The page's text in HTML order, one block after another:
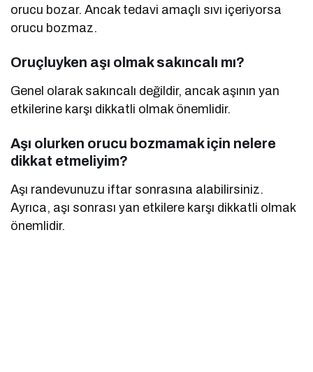
orucu bozar. Ancak tedavi amaçlı sıvı içeriyorsa
orucu bozmaz.
Oruçluyken aşı olmak sakıncalı mı?
Genel olarak sakıncalı değildir, ancak aşının yan
etkilerine karşı dikkatli olmak önemlidir.
Aşı olurken orucu bozmamak için nelere
dikkat etmeliyim?
Aşı randevunuzu iftar sonrasına alabilirsiniz.
Ayrıca, aşı sonrası yan etkilere karşı dikkatli olmak
önemlidir.